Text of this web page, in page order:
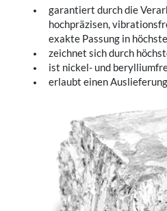
garantiert durch die
hochpräzisen,
exakte Passung in
zeichnet sich durch
ist nickel- und
erlaubt einen